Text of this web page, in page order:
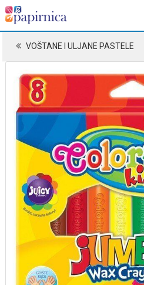
VOŠTANE I ULJANE PASTELE